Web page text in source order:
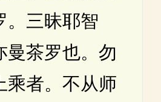
。三昧耶智
曼茶罗也。勿
乘者。不从师